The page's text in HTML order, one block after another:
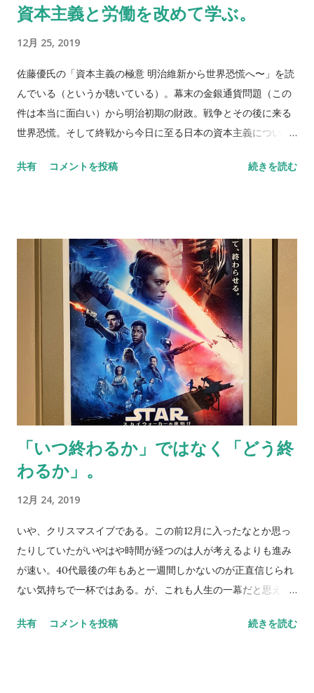
つもならば散歩に行きたくてウズウズしながら飛びかかってく
きかと正直迷ったが、そんなとき僕は、ある物音を敏感に察知
した。再度声をかけてみたところ思わぬところから鼻息が聴こ
えてきた。 その鼻息はかすかに玄関のほうから聴こえる。付近
でもう一度「クロヱさん」と呼ぶ。大音量の鼻息が密閉された
空間でくぐもっている。僕はこの異音が流れてくるドアのノブ
が飛び出してきて、僕は腰を抜かしそうになった。 盲点を突
ンコでありながら、それをリアルに実行したこの黒パグにはお
見事としか言いようが無い。 しかしながら、最後の最後で”自
力脱出”できないという、オートロックで鍵が掛かってしまい逃
げるに逃げられなくなった鈍臭い泥棒のような汚点と呼ぶ...
資本主義と労働を改めて学ぶ。
12月 25, 2019
佐藤優氏の「資本主義の極意 明治維新から世界恐慌へ〜」を読
んでいる（というか聴いている）。幕末の金銀通貨問題（この
件は本当に面白い）から明治初期の財政。戦争とその後に来る
世界恐慌。そして終戦から今日に至る日本の資本主義について
行っても資本主義からは逃れられずどのように付き合っていく
課題だと言う。 僕は政治家でもなく経済評論家でもないのでよ
く理解できていないところも多い。正直なところトマ・ピケテ
ィ氏の「21世紀の資本」も読んだことが無いし、自ら進んで手
に取るなんてことも無さそうだ。この本を読もうかと思った最
大のポイントはやはり「明治維新」という言葉だった。 明治維
新とは一体何だったんだろう。近頃は仕事そっちのけで考えに
耽ってしまうことがことさら多い（これは拙い）。議論は「政
権交代」かはたまた「軍事革命」だったのかで揺れたりしてい
るところもある。必要論もあり不要論もありと、たくさんの論
争が繰り広げられているのだ。 少なくとも明治以降の日本は世
界の中で大きく発展を遂げた。ただその全てが明治維新後に”出
来事”として起こっただけで、幕藩体制（とある書籍では江戸時
付けられたとも言う）下においても、重要な決定は成されてい
る。 どうしても若者だけが頑張ったかのように見えてしまう感
が明治維新にはあるが、中年の方々（これは失礼つかまつる）
の活躍も相当目立っている。なんとなく僕らの目が戊辰戦争な
どの攻撃的な面に注がれてしまうのは致し方ないとしても、官
ら時代に身を共にし尊い命を散らした方々もいるが、そんなひ
共有 コメントを投稿 続きを読む
「いつ終わるか」ではなく「どう終
わるか」。
12月 24, 2019
いや、クリスマスイブである。この前12月に入ったなとか思っ
たりしていたがいやはや時間が経つのは人が考えるよりも進み
が速い。40代最後の年もあと一週間しかないのが正直信じられ
ない気持ちで一杯ではある。が、これも人生の一幕だと思えば
は公私共に激動であった。始まりあるものは必ず終わりを迎え
共有 コメントを投稿 続きを読む